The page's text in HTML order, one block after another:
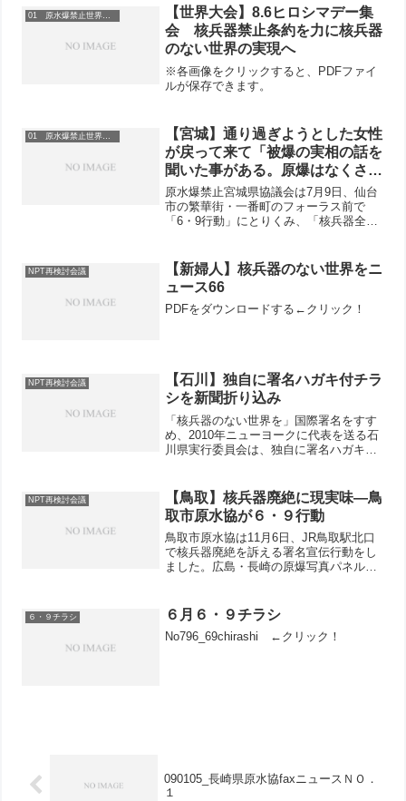
01 原水爆禁止世界大会
【世界大会】8.6ヒロシマデー集
会 核兵器禁止条約を力に核兵器
のない世界の実現へ
※各画像をクリックすると、PDFファイ
ルが保存できます。
01 原水爆禁止世界大会
【宮城】通り過ぎようとした女性
が戻って来て「被爆の実相の話を
聞いた事がある。原爆はなくさな
いとね」と話しながら署名。
原水爆禁止宮城県協議会は7月9日、仙台
市の繁華街・一番町のフォーラス前で
「6・9行動」にとりくみ、「核兵器全面
を迎えます。8月の「原水爆禁止世界大会
を成功させるために...
NPT再検討会議
【新婦人】核兵器のない世界をニ
ュース66
PDFをダウンロードする←クリック！
NPT再検討会議
【石川】独自に署名ハガキ付チラ
シを新聞折り込み
「核兵器のない世界を」国際署名をすす
め、2010年ニューヨークに代表を送る石
川県実行委員会は、独自に署名ハガキ付
NPT再検討会議
【鳥取】核兵器廃絶に現実味―鳥
取市原水協が６・９行動
鳥取市原水協は11月6日、JR鳥取駅北口
で核兵器廃絶を訴える署名宣伝行動をし
ました。広島・長崎の原爆写真パネルを
（NPT）再検討会議にむけて2万人を目標
にとりくんでい...
６・９チラシ ６月６・９チラシ
No796_69chirashi ←クリック！
090105_長崎県原水協faxニュースＮＯ．
１